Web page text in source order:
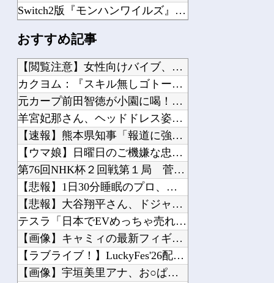
Switch2版『モンハンワイルズ』の動作環境が判明！
【ナイトレイン】 1年やって深度2の雑魚ニキが発見される
職場にいる高圧的な女上司が残業後に………。
【画像】 ガンプラ再販の列を無視して開店ダッシュした客の末路…
【ゴブリンスレイヤーⅡ】 第10話 感想 家出少女と駆除業者
【画像】 週刊少年マガジン、限界突破
昭和戦隊のロボデザイン、配信で追って見ると…
Powered by livedoor 相互RSS
おすすめ記事
【閲覧注意】女性向けバイブ、進化しすぎて寄生獣みたいになって...
カクヨム：『スキル無しゴトーさんは最弱のはずです！～勇者召喚...
元カープ前田智徳が小園に喝！「自分のバッティングが確立できて...
羊宮妃那さん、ヘッドドレス姿がかわいいｗｗｗｗ他
【速報】熊本県知事「報道に強い不満・苦情が寄せられている」→...
【ウマ娘】日曜日のご機嫌な忠犬たち他
第76回NHK杯２回戦第１局 菅井竜也八段 対 大橋貴洸七段...
【悲報】1日30分睡眠のプロ、『大爆発』してしまった結果・・...
【悲報】大谷翔平さん、ドジャースのヘッダー画像から消えるｗｗ...
テスラ「日本でEVめっちゃ売れるから拠点を増やすね」他
【画像】キャミィの最新フィギュア(約18万円)、ガチで作り込...
【ラブライブ！】LuckyFes'26配信中！他
【画像】宇垣美里アナ、お○ぱいアピールが限界突破してしまうｗ...